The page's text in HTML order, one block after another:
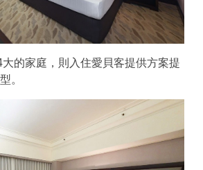
的家庭，則入住愛貝客提供方案提
。